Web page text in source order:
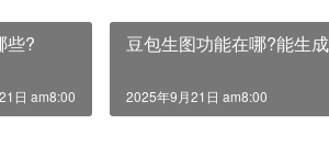
些?
日 am8:00
豆包生图功能在哪?能生
2025年9月21日 am8:00